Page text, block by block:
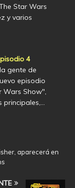
Star Wars
y varios
4
gente de
episodio
Wars Show",
principales,…
aparecerá en